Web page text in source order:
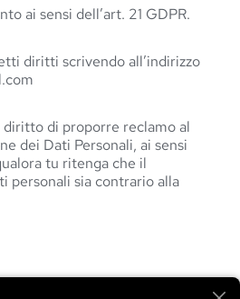
ai sensi dell’art. 21 GDPR.
diritti scrivendo all’indirizzo
diritto di proporre reclamo al
dei Dati Personali, ai sensi
tu ritenga che il
personali sia contrario alla